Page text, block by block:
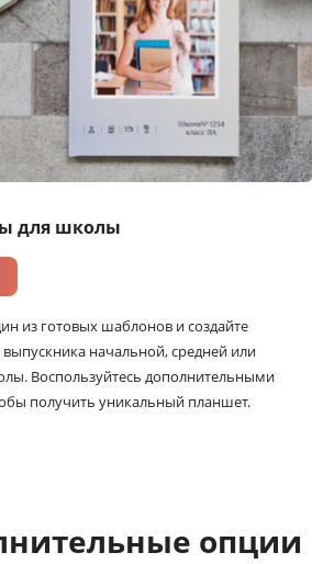
для школы
из готовых шаблонов и создайте
начальной, средней или
Воспользуйтесь дополнительными
получить уникальный планшет.
опции